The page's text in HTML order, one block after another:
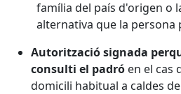
família del país d'origen o
alternativa que la
Autorització signada
consulti el padró en el cas
domicili habitual a caldes